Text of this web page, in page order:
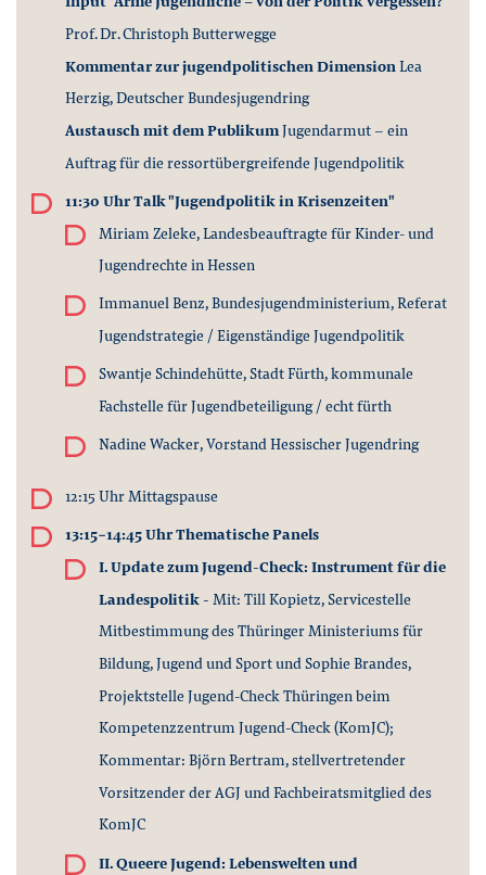
Prof. Dr. Christoph Butterwegge
Kommentar zur jugendpolitischen Dimension Lea
Herzig, Deutscher Bundesjugendring
Austausch mit dem PublikumJugendarmut - ein
Auftrag für die ressortübergreifende Jugendpolitik
11:30 Uhr Talk "Jugendpolitik in Krisenzeiten"
Miriam Zeleke, Landesbeauftragte für Kinder- und
Jugendrechte in Hessen
Immanuel Benz, Bundesjugendministerium, Referat
Jugendstrategie / Eigenständige Jugendpolitik
Swantje Schindehütte, Stadt Fürth, kommunale
Fachstelle für Jugendbeteiligung / echt fürth
Nadine Wacker, Vorstand Hessischer Jugendring
12:15 Uhr Mittagspause
13:15-14:45Uhr Thematische Panels
I. Update zum Jugend-Check: Instrument für die
Landespolitik - Mit: Till Kopietz, Servicestelle
Mitbestimmung des Thüringer Ministeriums für
Bildung, Jugend und Sport und Sophie Brandes,
Projektstelle Jugend-Check Thüringen beim
Kompetenzzentrum Jugend-Check (KomJC);
Kommentar: Björn Bertram, stellvertretender
Vorsitzender der AGJ und Fachbeiratsmitglied des
KomJC
II. Queere Jugend: Lebenswelten und